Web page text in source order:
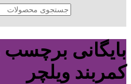
بایگانی
کمربند ویلچر